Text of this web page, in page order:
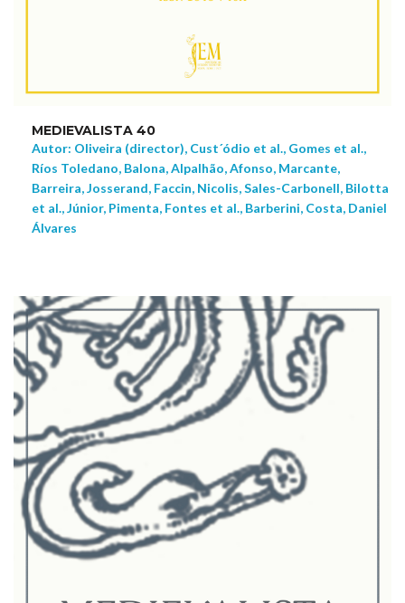
MEDIEVALISTA 40
Autor: Oliveira (director), Cust´ódio et al., Gomes et al.,
Ríos Toledano, Balona, Alpalhão, Afonso, Marcante,
Barreira, Josserand, Faccin, Nicolis, Sales-Carbonell, Bilotta
et al., Júnior, Pimenta, Fontes et al., Barberini, Costa, Daniel
Álvares
NEW